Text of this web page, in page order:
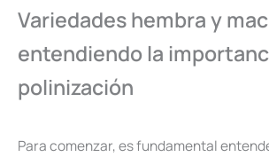
Variedades hembra y
entendiendo la
polinización
Para comenzar, es fundamental